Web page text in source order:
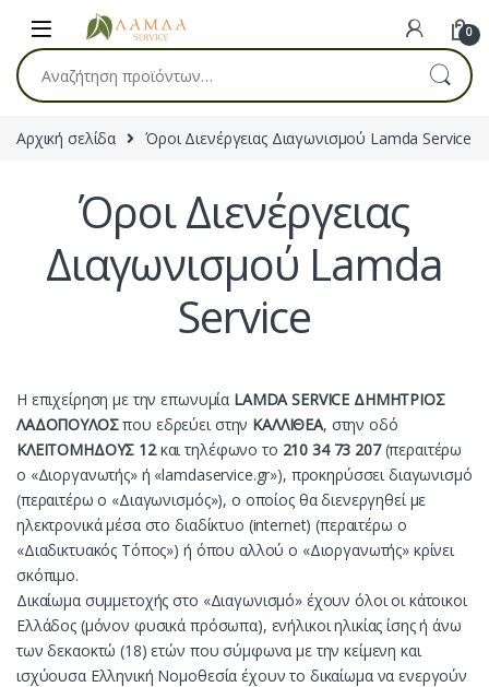
Skip to navigation
Skip to content
0
Αναζήτηση για:
Αρχική σελίδα Όροι Διενέργειας Διαγωνισμού Lamda Service
Όροι Διενέργειας
Διαγωνισμού Lamda
Service
Η επιχείρηση με την επωνυμία LAMDA SERVICE ΔΗΜΗΤΡΙΟΣ
ΛΑΔΟΠΟΥΛΟΣπου εδρεύει στην ΚΑΛΛΙΘΕΑ, στην οδό
ΚΛΕΙΤΟΜΗΔΟΥΣ 12και τηλέφωνο το 210 34 73 207(περαιτέρω
ο «Διοργανωτής» ή «lamdaservice.gr»), προκηρύσσει διαγωνισμό
(περαιτέρω ο «Διαγωνισμός»), ο οποίος θα διενεργηθεί με
ηλεκτρονικά μέσα στο διαδίκτυο (internet) (περαιτέρω ο
«Διαδικτυακός Τόπος») ή όπου αλλού ο «Διοργανωτής» κρίνει
σκόπιμο.
Δικαίωμα συμμετοχής στο «Διαγωνισμό» έχουν όλοι οι κάτοικοι
Ελλάδος (μόνον φυσικά πρόσωπα), ενήλικοι ηλικίας ίσης ή άνω
των δεκαοκτώ (18) ετών που σύμφωνα με την κείμενη και
ισχύουσα Ελληνική Νομοθεσία έχουν το δικαίωμα να ενεργούν